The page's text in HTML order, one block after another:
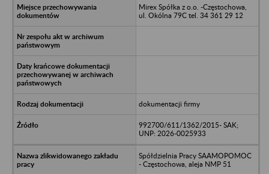
Mirex Spółka z o.o. -Częstochowa,
ul. Okólna 79C tel. 34 361 29 12
dokumentacji firmy
992700/611/1362/2015- SAK;
UNP: 2026-0025933
Spółdzielnia Pracy SAAMOPOMOC
- Częstochowa, aleja NMP 51